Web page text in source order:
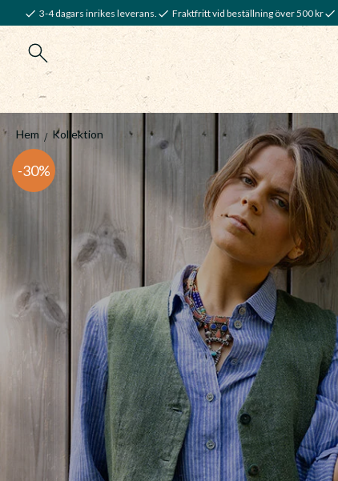
3-4 dagars inrikes leverans. Fraktfritt vid beställning över 500 kr
Hem Kollektion
30%